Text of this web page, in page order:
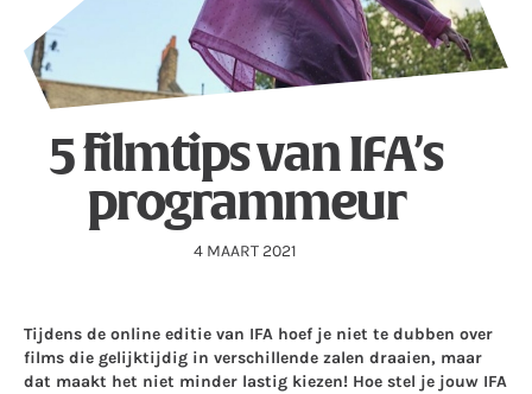
5 filmtips van IFA’s
programmeur
4 MAART 2021
Tijdens de online editie van IFA hoef je niet te dubben over
films die gelijktijdig in verschillende zalen draaien, maar
dat maakt het niet minder lastig kiezen! Hoe stel je jouw IFA